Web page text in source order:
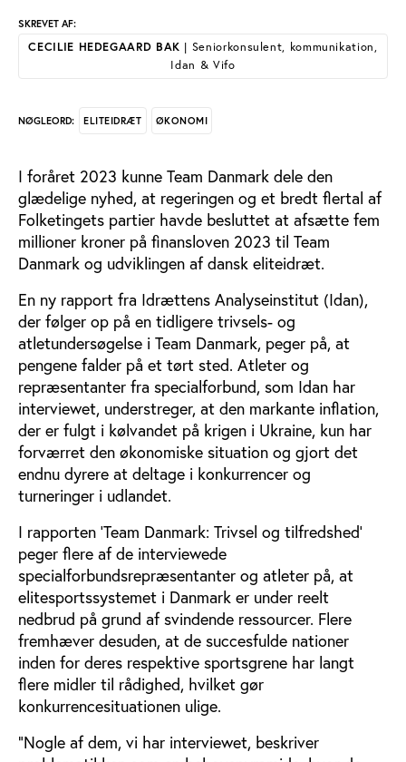
SKREVET AF:
CECILIE HEDEGAARD BAK | Seniorkonsulent, kommunikation,
Idan & Vifo
NØGLEORD: ELITEIDRÆT ØKONOMI
I foråret 2023 kunne Team Danmark dele den
glædelige nyhed, at regeringen og et bredt flertal af
Folketingets partier havde besluttet at afsætte fem
millioner kroner på finansloven 2023 til Team
Danmark og udviklingen af dansk eliteidræt.
En ny rapport fra Idrættens Analyseinstitut (Idan),
der følger op på en tidligere trivsels- og
atletundersøgelse i Team Danmark, peger på, at
pengene falder på et tørt sted. Atleter og
repræsentanter fra specialforbund, som Idan har
interviewet, understreger, at den markante inflation,
der er fulgt i kølvandet på krigen i Ukraine, kun har
forværret den økonomiske situation og gjort det
endnu dyrere at deltage i konkurrencer og
turneringer i udlandet.
I rapporten ’Team Danmark: Trivsel og tilfredshed’
peger flere af de interviewede
specialforbundsrepræsentanter og atleter på, at
elitesportssystemet i Danmark er under reelt
nedbrud på grund af svindende ressourcer. Flere
fremhæver desuden, at de succesfulde nationer
inden for deres respektive sportsgrene har langt
flere midler til rådighed, hvilket gør
konkurrencesituationen ulige.
”Nogle af dem, vi har interviewet, beskriver